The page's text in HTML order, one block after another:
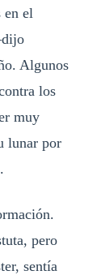
en el
Algunos
los
muy
lunar por
pero
sentía